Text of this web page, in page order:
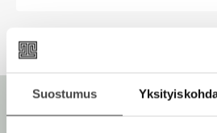
Suostumus
i
e
ä
l
l
e
v
l
i